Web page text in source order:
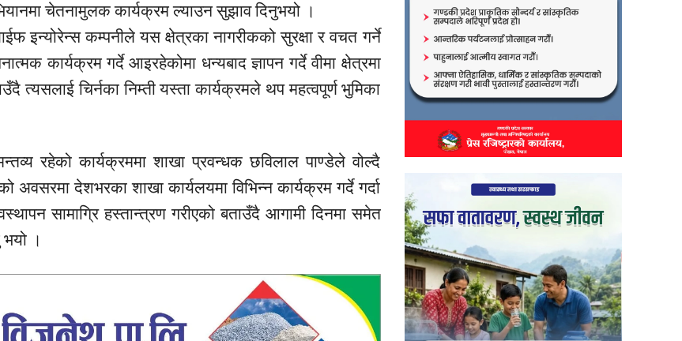
चेतनामुलक कार्यक्रम ल्याउन सुझाव दिनुभयो ।
इन्योरेन्स कम्पनीले यस क्षेत्रका नागरीकको सुरक्षा र वचत गर्ने
कार्यक्रम गर्दे आइरहेकोमा धन्यबाद ज्ञापन गर्दे वीमा क्षेत्रमा
त्यसलाई चिर्नका निम्ती यस्ता कार्यक्रमले थप महत्वपूर्ण भुमिका
रहेको कार्यक्रममा शाखा प्रवन्धक छविलाल पाण्डेले वोल्दै
अवसरमा देशभरका शाखा कार्यलयमा विभिन्न कार्यक्रम गर्दे गर्दा
सामाग्रि हस्तान्त्रण गरीएको बताउँदै आगामी दिनमा समेत
।